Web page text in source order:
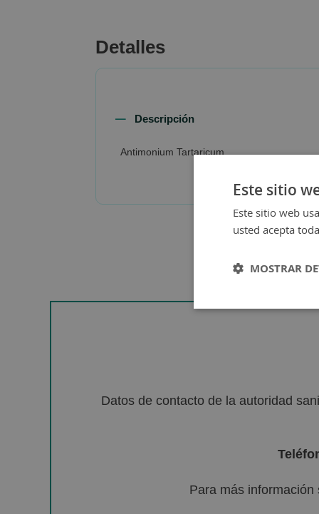
Detalles
Descripción
Antimonium Tartaricum
Datos de contacto de la autoridad
Para más
Este sitio
Este sitio web
usted acepta
MOSTRAR